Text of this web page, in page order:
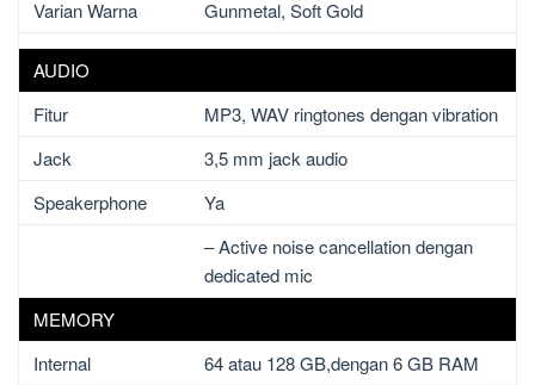
Varian Warna
Gunmetal, Soft Gold
AUDIO
Fitur
MP3, WAV ringtones dengan vibration
Jack
3,5 mm jack audio
Speakerphone
Ya
– Active noise cancellation dengan
dedicated mic
MEMORY
Internal
64 atau 128 GB,dengan 6 GB RAM